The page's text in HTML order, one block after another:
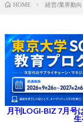
HOME 経営/業界動向
月刊LOGI-BIZ 7月号